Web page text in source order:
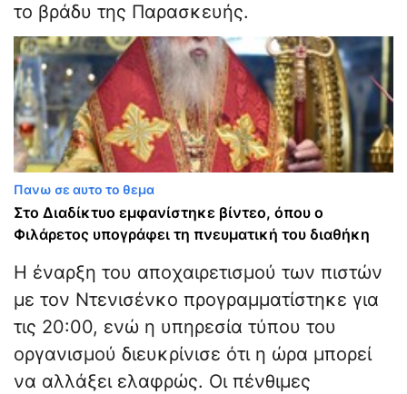
το βράδυ της Παρασκευής.
Πανω σε αυτο το θεμα
Στο Διαδίκτυο εμφανίστηκε βίντεο, όπου ο
Φιλάρετος υπογράφει τη πνευματική του διαθήκη
Η έναρξη του αποχαιρετισμού των πιστών
με τον Ντενισένκο προγραμματίστηκε για
τις 20:00, ενώ η υπηρεσία τύπου του
οργανισμού διευκρίνισε ότι η ώρα μπορεί
να αλλάξει ελαφρώς. Οι πένθιμες